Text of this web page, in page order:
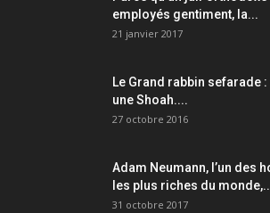
employés gentiment, la...
21 janvier 2017
Le Grand rabbin sefarade
une Shoah....
27 octobre 2016
Adam Neumann, l’un des
les plus riches du
31 octobre 2017